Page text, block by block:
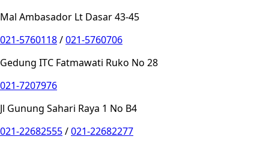
Mal Ambasador Lt Dasar 43-45
021-5760118/021-5760706
Gedung ITC Fatmawati Ruko No 28
021-7207976
Jl Gunung Sahari Raya 1 No B4
021-22682555/021-22682277